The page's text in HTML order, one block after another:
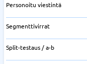
Personoitu viestintä
Segmenttivirrat
Split-testaus / a-b